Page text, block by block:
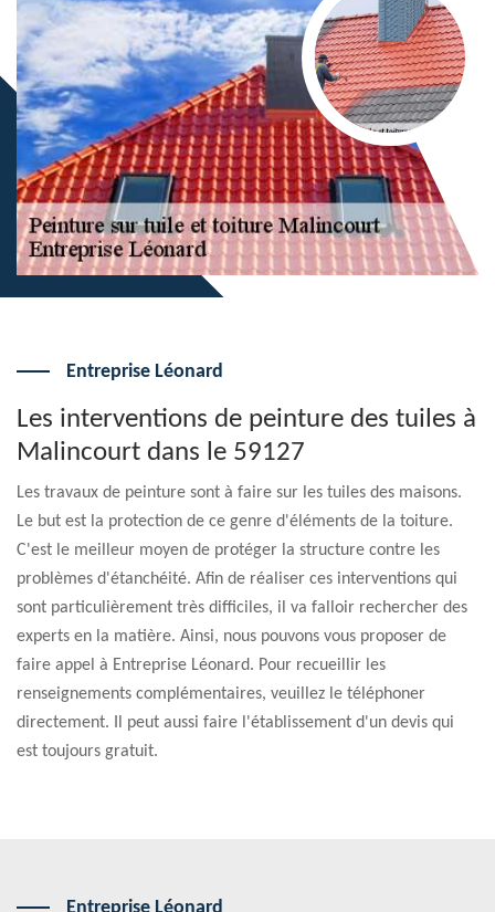
Entreprise Léonard
Les interventions de peinture des tuiles à
Malincourt dans le 59127
Les travaux de peinture sont à faire sur les tuiles des maisons.
Le but est la protection de ce genre d'éléments de la toiture.
C'est le meilleur moyen de protéger la structure contre les
problèmes d'étanchéité. Afin de réaliser ces interventions qui
sont particulièrement très difficiles, il va falloir rechercher des
experts en la matière. Ainsi, nous pouvons vous proposer de
faire appel à Entreprise Léonard. Pour recueillir les
renseignements complémentaires, veuillez le téléphoner
directement. Il peut aussi faire l'établissement d'un devis qui
est toujours gratuit.